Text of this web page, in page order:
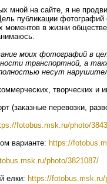
на сайте, я не
публикации
моментов в жизни
моих фотографий в
транспортной, а
несут
творческих и
(заказные перевозки,
fotobus.msk.ru/photo/
варианте: https://
photo/3821087/
елки: https://fotobus.msk.ru/